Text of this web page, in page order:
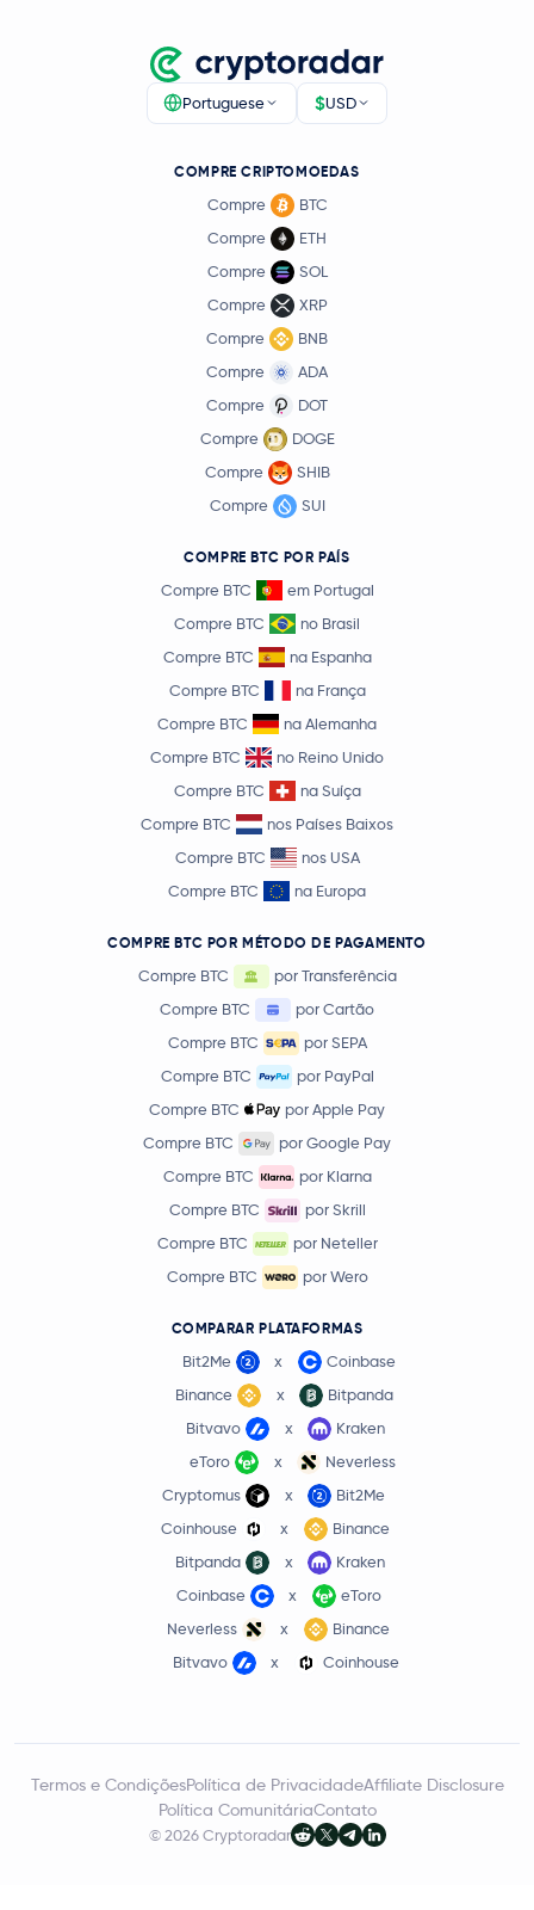
Portuguese $USD
COMPRE CRIPTOMOEDAS
Compre
BTC
Compre
ETH
Compre
SOL
Compre
XRP
Compre
BNB
Compre
ADA
Compre
DOT
Compre
DOGE
Compre
SHIB
Compre
SUI
COMPRE BTC POR PAÍS
Compre BTC
em Portugal
Compre BTC
no Brasil
Compre BTC
na Espanha
Compre BTC
na França
Compre BTC
na Alemanha
Compre BTC
no Reino Unido
Compre BTC
na Suíça
Compre BTC
nos Países Baixos
Compre BTC
nos USA
Compre BTC
na Europa
COMPRE BTC POR MÉTODO DE PAGAMENTO
Compre BTC
por Transferência
Compre BTC
por Cartão
Compre BTC
por SEPA
Compre BTC
por PayPal
Compre BTC
por Apple Pay
Compre BTC
por Google Pay
Compre BTC
por Klarna
Compre BTC
por Skrill
Compre BTC
por Neteller
Compre BTC
por Wero
COMPARAR PLATAFORMAS
Bit2Me x
Coinbase
Binance
x
Bitpanda
Bitvavo
x
Kraken
eToro
x
Neverless
Cryptomus
x
Bit2Me
Coinhouse
x
Binance
Bitpanda
x
Kraken
Coinbase
x
eToro
Neverless
x
Binance
Bitvavo
x Coinhouse
© 2026 Cryptoradar
Termos e CondiçõesPolítica de PrivacidadeAffiliate Disclosure
Política ComunitáriaContato